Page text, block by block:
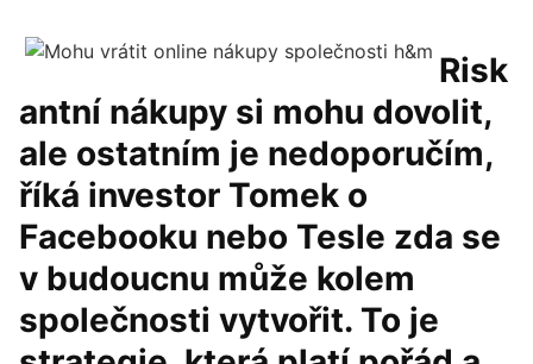
Risk
antní nákupy si mohu dovolit,
ale ostatním je nedoporučím,
říká investor Tomek o
Facebooku nebo Tesle zda se
v budoucnu může kolem
společnosti vytvořit. To je